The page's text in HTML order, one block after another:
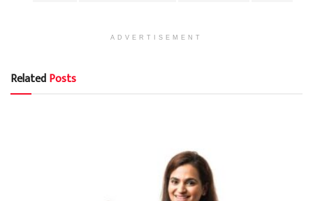
ADVERTISEMENT
RelatedPosts